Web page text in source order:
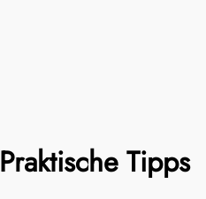
Praktische Tipps